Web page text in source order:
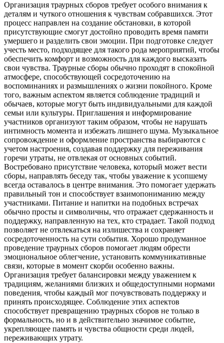
Организация траурных сборов требует особого внимания к
деталям и чуткого отношения к чувствам собравшихся. Этот
процесс направлен на создание обстановки, в которой
присутствующие смогут достойно проводить время памяти
умершего и разделить свои эмоции. При подготовке следует
учесть место, подходящее для такого рода мероприятий, чтобы
обеспечить комфорт и возможность для каждого высказать
свои чувства. Траурные сборы обычно проходят в спокойной
атмосфере, способствующей сосредоточению на
воспоминаниях и размышлениях о жизни покойного. Кроме
того, важным аспектом является соблюдение традиций и
обычаев, которые могут быть индивидуальными для каждой
семьи или культуры. Приглашения и информирование
участников организуют таким образом, чтобы не нарушать
интимность момента и избежать лишнего шума. Музыкальное
сопровождение и оформление пространства выбираются с
учетом настроения, создавая поддержку для переживания
горечи утраты, не отвлекая от основных событий.
Востребовано присутствие человека, который может вести
сборы, направлять беседу так, чтобы уважение к усопшему
всегда оставалось в центре внимания. Это помогает удержать
правильный тон и способствует взаимопониманию между
участниками. Питание и напитки на подобных встречах
обычно просты и символичны, что отражает сдержанность и
поддержку, направленную на тех, кто страдает. Такой подход
позволяет не отвлекаться на излишества и сохраняет
сосредоточенность на сути события. Хорошо продуманное
проведение траурных сборов помогает людям обрести
эмоциональное облегчение, установить коммуникативные
связи, которые в момент скорби особенно важны.
Организация требует балансировки между уважением к
традициям, желаниями близких и общедоступными нормами
поведения, чтобы каждый мог почувствовать поддержку и
принять происходящее. Соблюдение этих аспектов
способствует превращению траурных сборов не только в
формальность, но и в действительно значимое событие,
укрепляющее память и чувства общности среди людей,
переживающих утрату.